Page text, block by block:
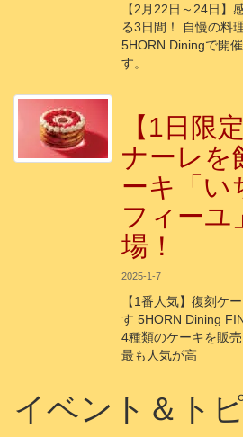
【2月22日～24日】
る3日間！ 自慢の料
5HORN Diningで開
す。
【1日限
ナーレを
ーキ「い
フィーユ
場！
2025-1-7
【1番人気】復刻ケ
す 5HORN Dining
4種類のケーキを販
最も人気が高
イベント＆ト